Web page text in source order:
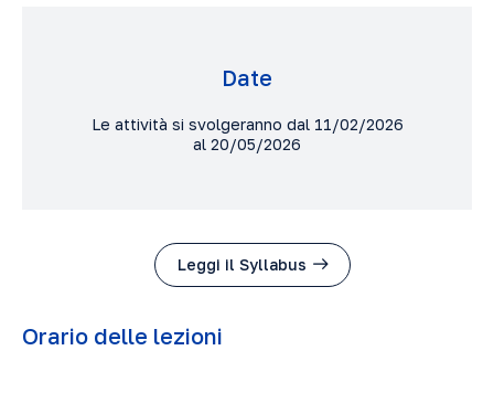
Date
Le attività si svolgeranno dal 11/02/2026
al 20/05/2026
Leggi il Syllabus
Orario delle lezioni